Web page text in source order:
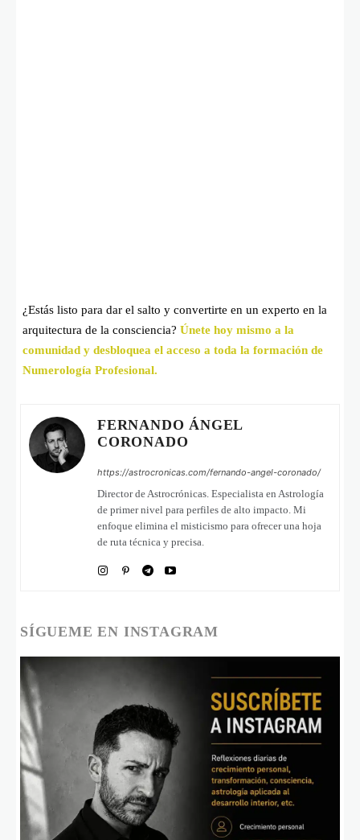
¿Estás listo para dar el salto y convertirte en un experto en la
arquitectura de la consciencia? Únete hoy mismo a la
comunidad y desbloquea el acceso a toda la formación de
Numerología Profesional.
FERNANDO ÁNGEL
CORONADO
https://astrocronicas.com/fernando-angel-coronado/
Director de Astrocrónicas. Especialista en Astrología
de primer nivel para perfiles de alto impacto. Mi
enfoque elimina el misticismo para ofrecer una hoja
de ruta técnica y precisa.
SÍGUEME EN INSTAGRAM